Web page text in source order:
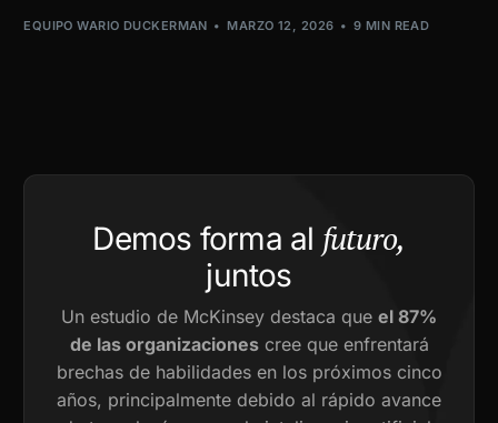
EQUIPO WARIO DUCKERMAN MARZO 12, 2026 9 MIN READ
Demos forma al futuro,
juntos
Un estudio de McKinsey destaca que el 87%
de las organizacionescree que enfrentará
brechas de habilidades en los próximos cinco
años, principalmente debido al rápido avance